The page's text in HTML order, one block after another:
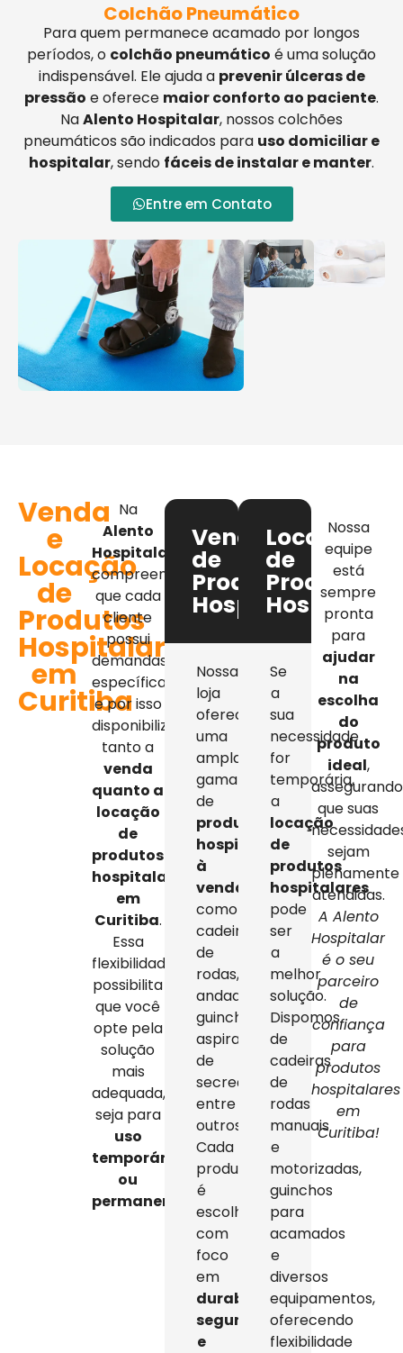
Colchão Pneumático
Para quem permanece acamado por longos
períodos, o colchão pneumático é uma solução
indispensável. Ele ajuda a prevenir úlceras de
pressão e oferece maior conforto ao paciente.
NaAlento Hospitalar, nossos colchões
pneumáticos são indicados para uso domiciliar e
hospitalar, sendo fáceis de instalar e manter.
Entre em Contato
Venda
e
Locação
de
Produtos
Hospitalares
em
Curitiba
Na
Alento
Hospitalar
compreendemos
que cada
cliente
possui
demandas
específicas,
e por isso
disponibilizamos
tanto a
venda
quanto a
locação
de
produtos
hospitalares
em
Curitiba.
Essa
flexibilidade
possibilita
que você
opte pela
solução
mais
adequada,
seja para
uso
temporário
ou
permanente
Venda
de
Produtos
Hospitalares
Nossa
loja
oferece
uma
ampla
gama
de
produtos
hospitalares
à
venda
como
cadeiras
de
rodas,
andadores,
guinchos,
aspiradores
de
secreção,
entre
outros.
Cada
produto
é
escolhido
com
foco
em
durabilidade,
segurança
e
Locação
de
Produtos
Se
a
sua
necessidade
for
temporária,
a
locação
de
produtos
hospitalares
pode
ser
a
melhor
solução.
Dispomos
de
cadeiras
de
rodas
manuais
e
motorizadas,
guinchos
para
acamados
e
diversos
equipamentos,
oferecendo
flexibilidade
Nossa
equipe
está
sempre
pronta
para
ajudar
na
escolha
do
produto
ideal,
assegurando
que suas
sejam
plenamente
atendidas.
A Alento
Hospitalar
é o seu
parceiro
de
confiança
para
produtos
hospitalares
em
Curitiba!